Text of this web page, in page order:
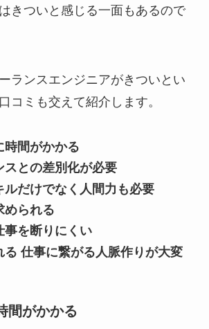
きついと感じる一面もあるので
ランスエンジニアがきついとい
コミも交えて紹介します。
時間がかかる
スとの差別化が必要
ルだけでなく人間力も必要
められる
事を断りにくい
る 仕事に繋がる人脈作りが大変
間がかかる